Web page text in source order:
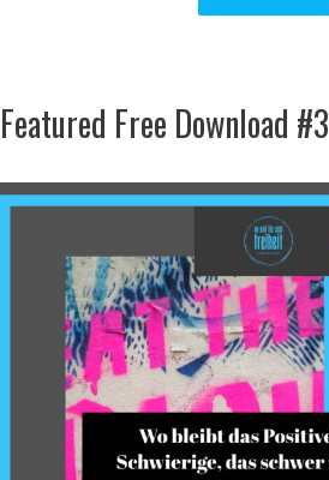
Featured Free Download #3